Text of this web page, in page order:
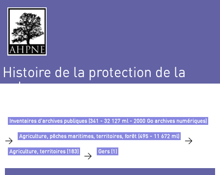
Histoire de la protection de la
nature
Inventaires d’archives publiques (341 - 32 127 ml - 2000 Go archives numériques)
> Agriculture, pêches maritimes, territoires, forêt (495 - 11 672 ml) >
Agriculture, territoires (183) > Gers (1)